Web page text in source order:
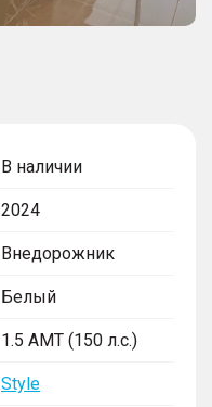
В наличии
2024
Внедорожник
Белый
1.5 AMT (150 л.с.)
Style